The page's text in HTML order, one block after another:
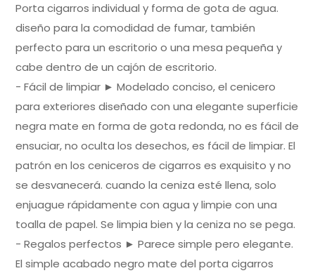
Porta cigarros individual y forma de gota de agua.
diseño para la comodidad de fumar, también
perfecto para un escritorio o una mesa pequeña y
cabe dentro de un cajón de escritorio.
- Fácil de limpiar ► Modelado conciso, el cenicero
para exteriores diseñado con una elegante superficie
negra mate en forma de gota redonda, no es fácil de
ensuciar, no oculta los desechos, es fácil de limpiar. El
patrón en los ceniceros de cigarros es exquisito y no
se desvanecerá. cuando la ceniza esté llena, solo
enjuague rápidamente con agua y limpie con una
toalla de papel. Se limpia bien y la ceniza no se pega.
- Regalos perfectos ► Parece simple pero elegante.
El simple acabado negro mate del porta cigarros